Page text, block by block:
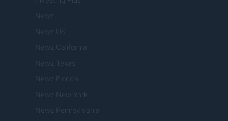
Newz
Newz US
Newz California
Newz Texas
Newz Florida
Newz New York
Newz Pennsylvania